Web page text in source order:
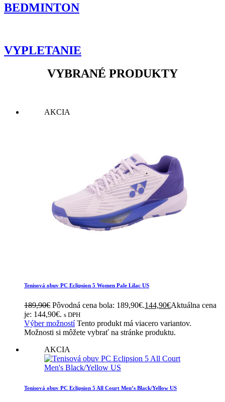
BEDMINTON
VYPLETANIE
VYBRANÉ PRODUKTY
AKCIA
Tenisová obuv PC Eclipsion 5 Women Pale Lilac US
189,90€ Pôvodná cena bola: 189,90€.144,90€Aktuálna cena
je: 144,90€. s DPH
Výber možností Tento produkt má viacero variantov.
Možnosti si môžete vybrať na stránke produktu.
AKCIA
Tenisová obuv PC Eclipsion 5 All Court Men’s Black/Yellow US